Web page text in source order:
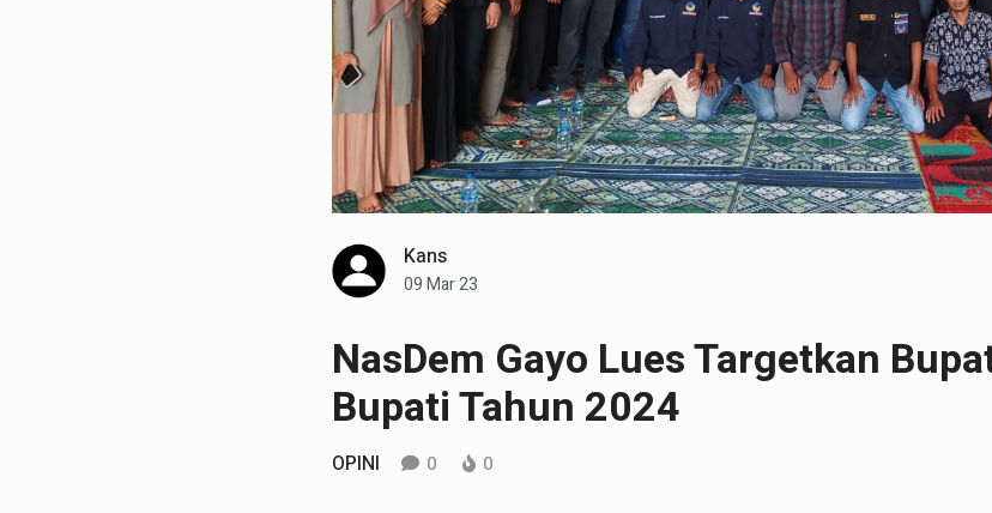
Kans
09 Mar 23
NasDem Gayo Lues Targetkan
Bupati Tahun 2024
OPINI 0 0